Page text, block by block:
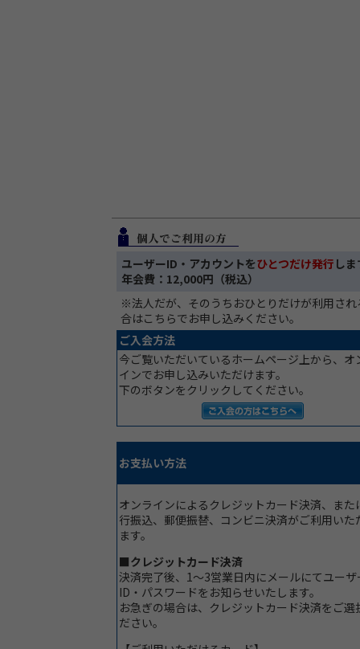
ユーザーID・アカウントをひとつだけ発行 し
年会費：12,000円（税込）
※法人だが、そのうちおひとりだけが利用され
合はこちらでお申し込みください。
ご入会方法
今ご覧いただいているホームページ上から、オ
インでお申し込みいただけます。
下のボタンをクリックしてください。
お支払い方法
オンラインによるクレジットカード決済、また
行振込、郵便振替、コンビニ決済がご利用いた
ます。
■クレジットカード決済
決済完了後、1～3営業日内にメールにてユーザ
ID・パスワードをお知らせいたします。
お急ぎの場合は、クレジットカード決済をご選
ださい。